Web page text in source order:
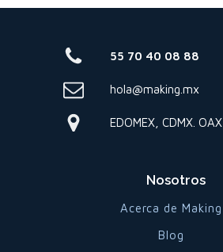
55 70 40 08 88
hola@making.mx
EDOMEX, CDMX. OAX
Nosotros
Acerca de Making
Blog